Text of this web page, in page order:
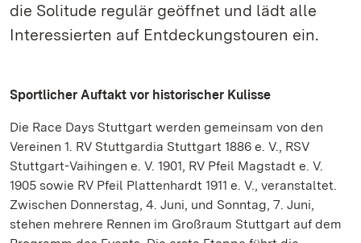
die Solitude regulär geöffnet und lädt alle
Interessierten auf Entdeckungstouren ein.
Sportlicher Auftakt vor historischer Kulisse
Die Race Days Stuttgart werden gemeinsam von den
Vereinen 1. RV Stuttgardia Stuttgart 1886 e. V., RSV
Stuttgart-Vaihingen e. V. 1901, RV Pfeil Magstadt e. V.
1905 sowie RV Pfeil Plattenhardt 1911 e. V., veranstaltet.
Zwischen Donnerstag, 4. Juni, und Sonntag, 7. Juni,
stehen mehrere Rennen im Großraum Stuttgart auf dem